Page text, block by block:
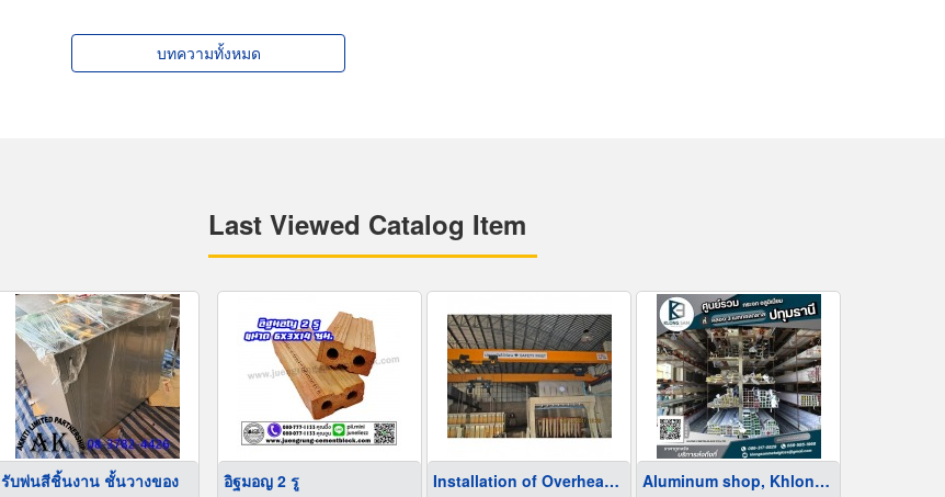
บทความทั้งหมด
รับพ่นสีชิ้นงาน ชั้นวางของ
Last Viewed Catalog Item
อิฐมอญ 2 รู Installation of Overhead Crane Aluminum shop, Khlong Luang